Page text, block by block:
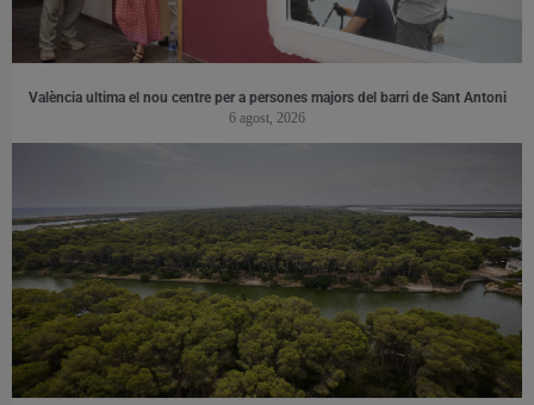
València ultima el nou centre per a persones majors del barri de Sant Antoni
6 agost, 2026